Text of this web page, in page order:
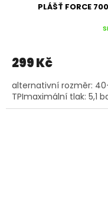
PLÁŠŤ FORCE
299 Kč
alternativní rozměr:
TPImaximální tlak: 5,1